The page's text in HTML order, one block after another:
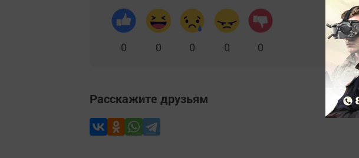
0 0 0 0 0
Расскажите друзьям